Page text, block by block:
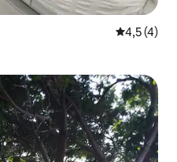
4,5 de
4,5 (4)